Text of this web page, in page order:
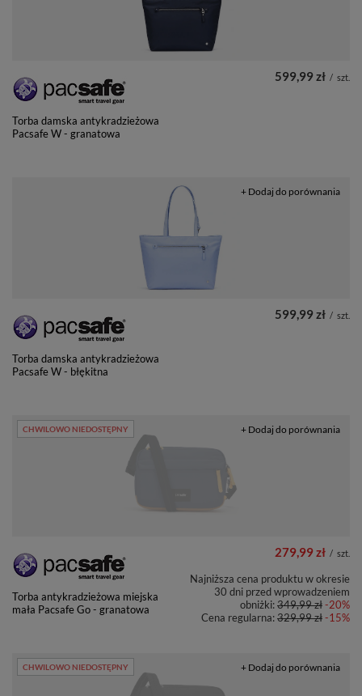
Torba damska antykradzieżowa
Pacsafe W - granatowa
599,99 zł / szt.
Torba damska antykradzieżowa
Pacsafe W - błękitna
599,99 zł / szt.
+ Dodaj do porównania
CHWILOWO NIEDOSTĘPNY
Torba antykradzieżowa miejska
mała Pacsafe Go - granatowa
279,99 zł / szt.
Najniższa cena produktu w okresie
30 dni przed wprowadzeniem
obniżki:349,99 zł-20%
Cena regularna:329,99 zł-15%
+ Dodaj do porównania
CHWILOWO NIEDOSTĘPNY + Dodaj do porównania